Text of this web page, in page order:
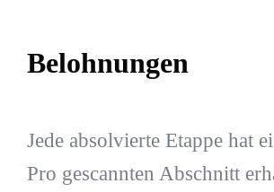
Belohnungen
Jede absolvierte Etappe hat
Pro gescannten Abschnitt